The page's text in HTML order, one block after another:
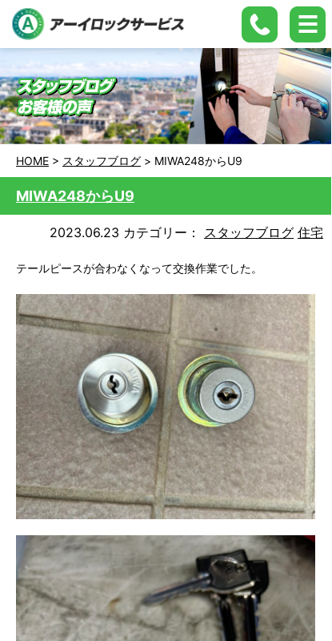
HOME > スタッフブログ > MIWA248からU9
MIWA248からU9
2023.06.23 カテゴリー： スタッフブログ 住宅
テールピースが合わなくなって交換作業でした。